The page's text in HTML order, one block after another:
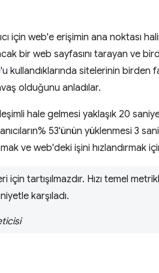
için web'e erişimin ana noktası
bir web sayfasını tarayan ve
'u kullandıklarında sitelerinin
olduğunu anladılar.
hale gelmesi yaklaşık 20
53'ünün yüklenmesi 3
ve web'deki işini hızlandırmak
için tartışılmazdır. Hızı temel
karşıladı.